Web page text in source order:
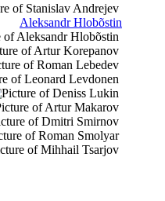
Aleksandr Hlobõstin